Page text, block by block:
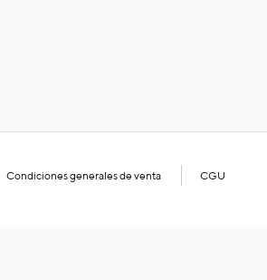
Condiciones generales de venta CGU